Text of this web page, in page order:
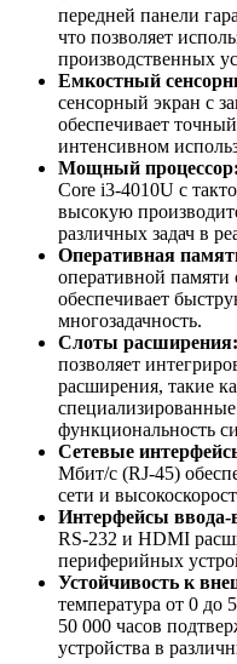
передней панели
что позволяет
производственных
Емкостный
сенсорный экран с
обеспечивает
интенсивном
Мощный процессор:
Core i3-4010U с
высокую
различных задач в
Оперативная
оперативной памяти
обеспечивает
многозадачность.
Слоты расширения:
позволяет
расширения, такие
функциональность
Сетевые
Мбит/с (RJ-45)
сети и
Интерфейсы ввода-
RS-232 и HDMI
периферийных
Устойчивость к
температура от 0 до
50 000 часов
устройства в